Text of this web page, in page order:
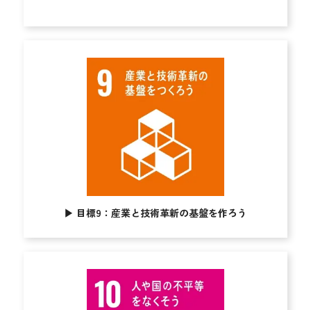
▶︎ 目標9：産業と技術革新の基盤を作ろう